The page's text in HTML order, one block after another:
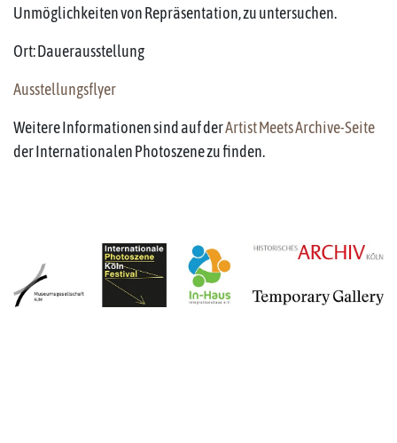
Unmöglichkeiten von Repräsentation, zu untersuchen.
Ort: Dauerausstellung
Ausstellungsflyer
Weitere Informationen sind auf derArtist Meets Archive-Seite
der Internationalen Photoszene zu finden.